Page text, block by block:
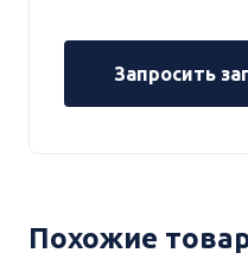
Запросить
Похожие